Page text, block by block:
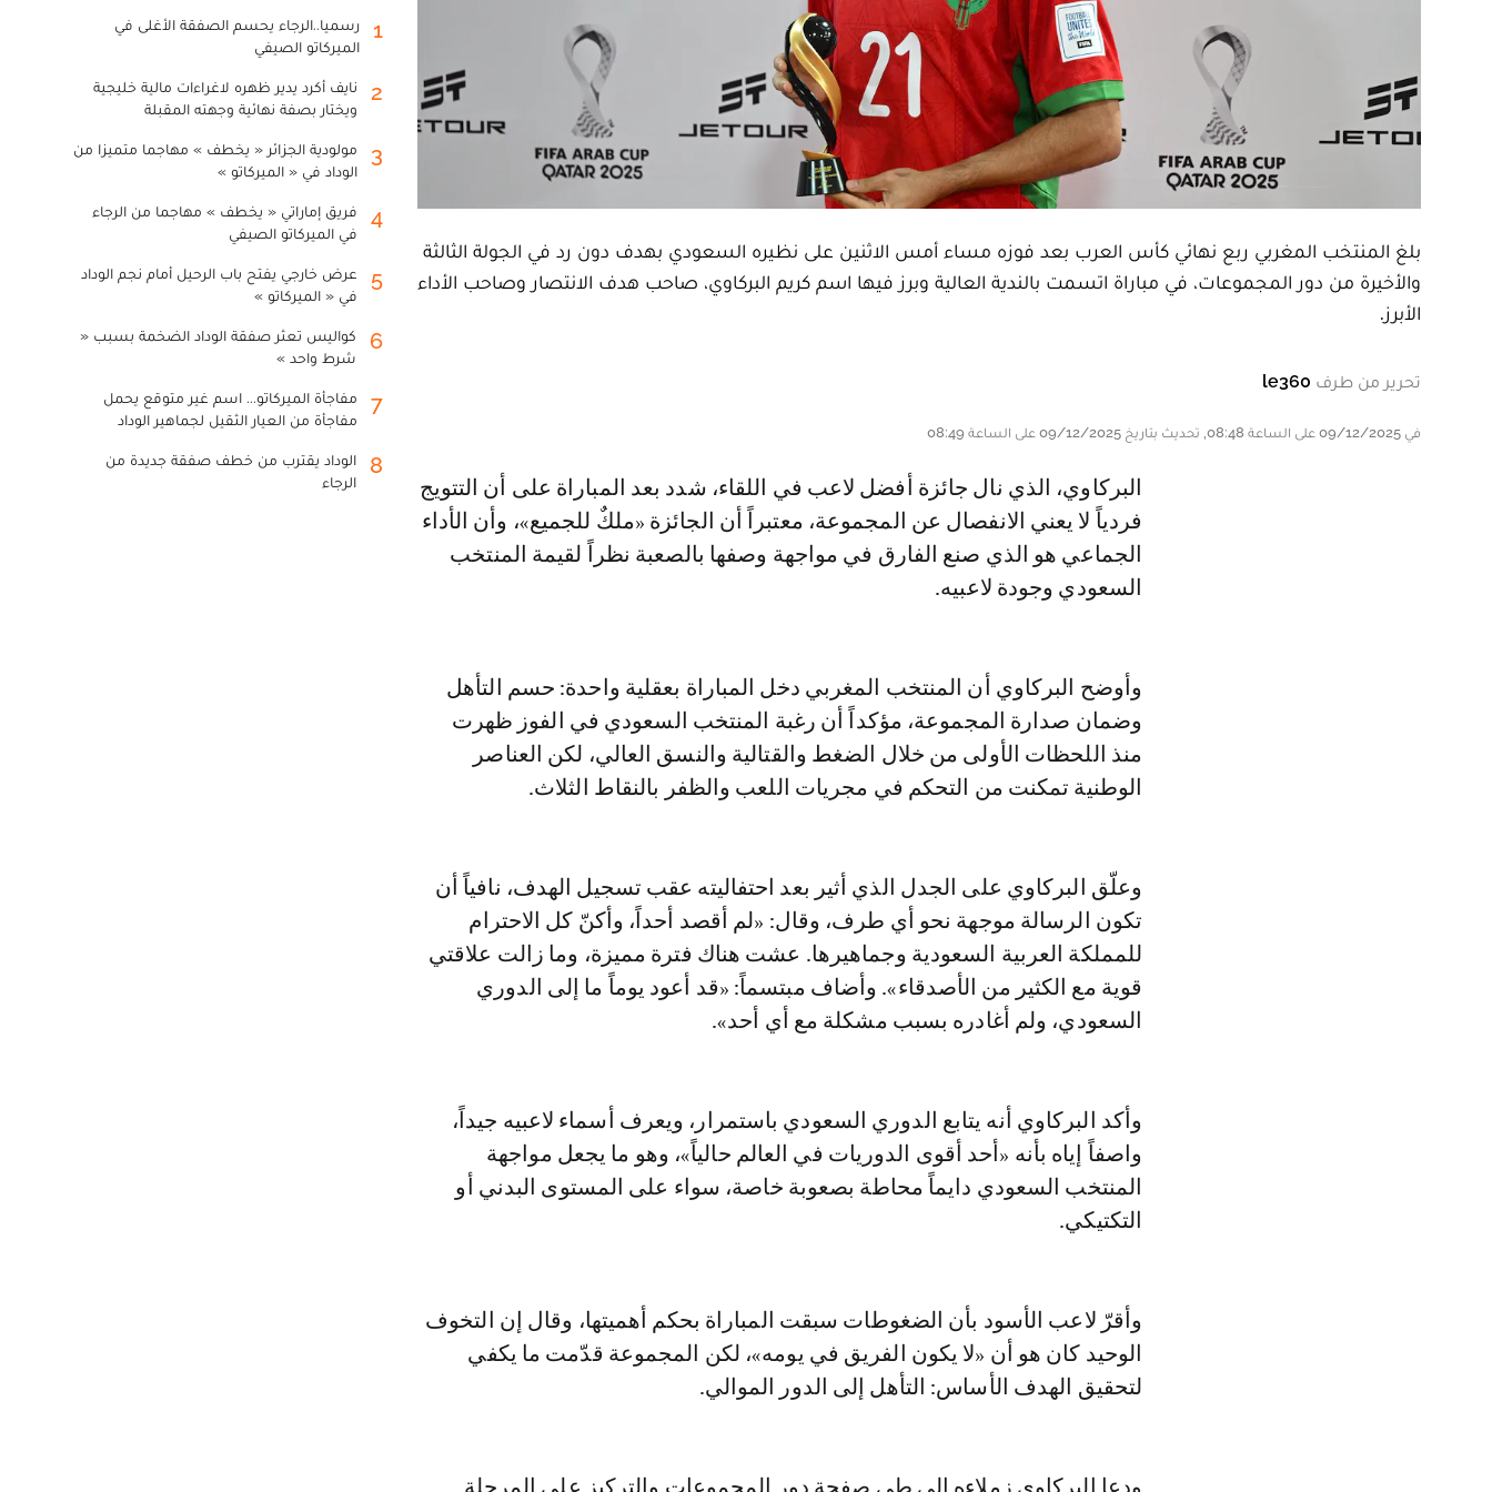
بلغ المنتخب المغربي ربع نهائي كأس العرب بعد فوزه مساء أمس الاثنين على نظيره السعودي بهدف دون رد في الجولة الثالثة
والأخيرة من دور المجموعات، في مباراة اتسمت بالندية العالية وبرز فيها اسم كريم البركاوي، صاحب هدف الانتصار وصاحب الأداء
الأبرز.
تحرير من طرف le360
في 09/12/2025 على الساعة 08:48, تحديث بتاريخ 09/12/2025 على الساعة 08:49
البركاوي، الذي نال جائزة أفضل لاعب في اللقاء، شدد بعد المباراة على أن التتويج
فردياً لا يعني الانفصال عن المجموعة، معتبراً أن الجائزة «ملكٌ للجميع»، وأن الأداء
الجماعي هو الذي صنع الفارق في مواجهة وصفها بالصعبة نظراً لقيمة المنتخب
السعودي وجودة لاعبيه.
وأوضح البركاوي أن المنتخب المغربي دخل المباراة بعقلية واحدة: حسم التأهل
وضمان صدارة المجموعة، مؤكداً أن رغبة المنتخب السعودي في الفوز ظهرت
منذ اللحظات الأولى من خلال الضغط والقتالية والنسق العالي، لكن العناصر
الوطنية تمكنت من التحكم في مجريات اللعب والظفر بالنقاط الثلاث.
وعلّق البركاوي على الجدل الذي أثير بعد احتفاليته عقب تسجيل الهدف، نافياً أن
تكون الرسالة موجهة نحو أي طرف، وقال: «لم أقصد أحداً، وأكنّ كل الاحترام
للمملكة العربية السعودية وجماهيرها. عشت هناك فترة مميزة، وما زالت علاقتي
قوية مع الكثير من الأصدقاء». وأضاف مبتسماً: «قد أعود يوماً ما إلى الدوري
السعودي، ولم أغادره بسبب مشكلة مع أي أحد».
وأكد البركاوي أنه يتابع الدوري السعودي باستمرار، ويعرف أسماء لاعبيه جيداً،
واصفاً إياه بأنه «أحد أقوى الدوريات في العالم حالياً»، وهو ما يجعل مواجهة
المنتخب السعودي دايماً محاطة بصعوبة خاصة، سواء على المستوى البدني أو
التكتيكي.
وأقرّ لاعب الأسود بأن الضغوطات سبقت المباراة بحكم أهميتها، وقال إن التخوف
الوحيد كان هو أن «لا يكون الفريق في يومه»، لكن المجموعة قدّمت ما يكفي
لتحقيق الهدف الأساس: التأهل إلى الدور الموالي.
ودعا البركاوي زملاءه إلى طي صفحة دور المجموعات والتركيز على المرحلة
1
رسميا..الرجاء يحسم الصفقة الأغلى في
الميركاتو الصيفي
2
نايف أكرد يدير ظهره لاغراءات مالية خليجية
ويختار بصفة نهائية وجهته المقبلة
3
مولودية الجزائر « يخطف » مهاجما متميزا من
الوداد في « الميركاتو »
4
فريق إماراتي « يخطف » مهاجما من الرجاء
في الميركاتو الصيفي
5
عرض خارجي يفتح باب الرحيل أمام نجم الوداد
في « الميركاتو »
6
كواليس تعثر صفقة الوداد الضخمة بسبب «
شرط واحد »
7
مفاجأة الميركاتو... اسم غير متوقع يحمل
مفاجأة من العيار الثقيل لجماهير الوداد
8
الوداد يقترب من خطف صفقة جديدة من
الرجاء